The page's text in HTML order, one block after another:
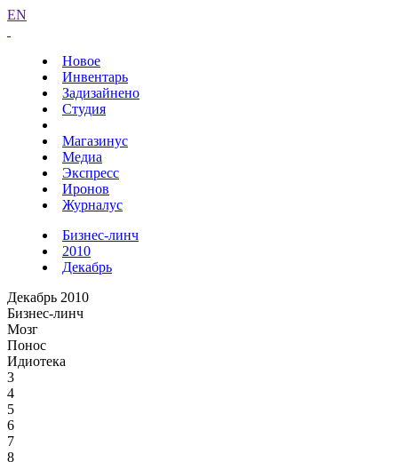
EN
Новое
Инвентарь
Задизайнено
Студия
Магазинус
Медиа
Экспресс
Иронов
Журналус
Бизнес-линч
2010
Декабрь
Декабрь 2010
Бизнес-линч
Мозг
Понос
Идиотека
3
4
5
6
7
8